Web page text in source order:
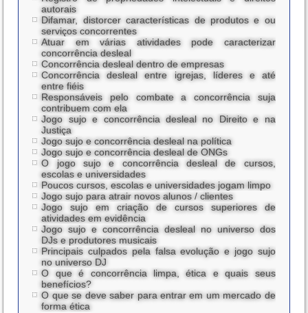
autorais
Difamar, distorcer características de produtos e ou
serviços concorrentes
Atuar em várias atividades pode caracterizar
concorrência desleal
Concorrência desleal dentro de empresas
Concorrência desleal entre igrejas, líderes e até
entre fiéis
Responsáveis pelo combate a concorrência suja
contribuem com ela
Jogo sujo e concorrência desleal no Direito e na
Justiça
Jogo sujo e concorrência desleal na política
Jogo sujo e concorrência desleal de ONGs
O jogo sujo e concorrência desleal de cursos,
escolas e universidades
Poucos cursos, escolas e universidades jogam limpo
Jogo sujo para atrair novos alunos / clientes
Jogo sujo em criação de cursos superiores de
atividades em evidência
Jogo sujo e concorrência desleal no universo dos
DJs e produtores musicais
Principais culpados pela falsa evolução e jogo sujo
no universo DJ
O que é concorrência limpa, ética e quais seus
benefícios?
O que se deve saber para entrar em um mercado de
forma ética